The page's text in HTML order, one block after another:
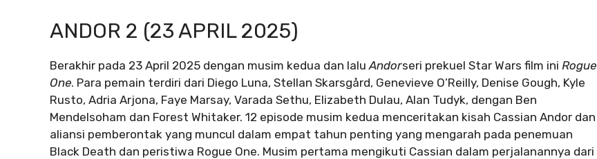
ANDOR 2 (23 APRIL 2025)
Berakhir pada 23 April 2025 dengan musim kedua dan lalu Andorseri prekuel Star Wars film ini Rogue
One. Para pemain terdiri dari Diego Luna, Stellan Skarsgård, Genevieve O’Reilly, Denise Gough, Kyle
Rusto, Adria Arjona, Faye Marsay, Varada Sethu, Elizabeth Dulau, Alan Tudyk, dengan Ben
Mendelsoham dan Forest Whitaker. 12 episode musim kedua menceritakan kisah Cassian Andor dan
aliansi pemberontak yang muncul dalam empat tahun penting yang mengarah pada penemuan
Black Death dan peristiwa Rogue One. Musim pertama mengikuti Cassian dalam perjalanannya dari